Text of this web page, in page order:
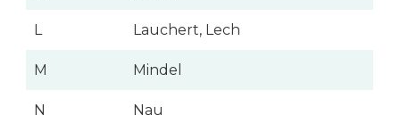
L Lauchert, Lech
M Mindel
N Nau